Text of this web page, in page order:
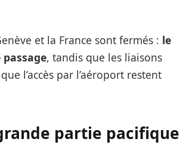
et la France sont fermés : le
, tandis que les liaisons
l’accès par l’aéroport restent
partie pacifique